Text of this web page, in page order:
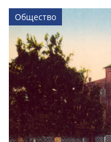
Общество